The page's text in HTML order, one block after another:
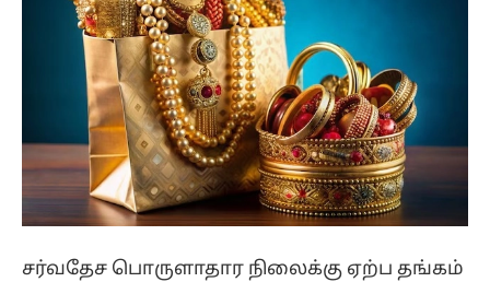
சர்வதேச பொருளாதார நிலைக்கு ஏற்ப தங்கம்